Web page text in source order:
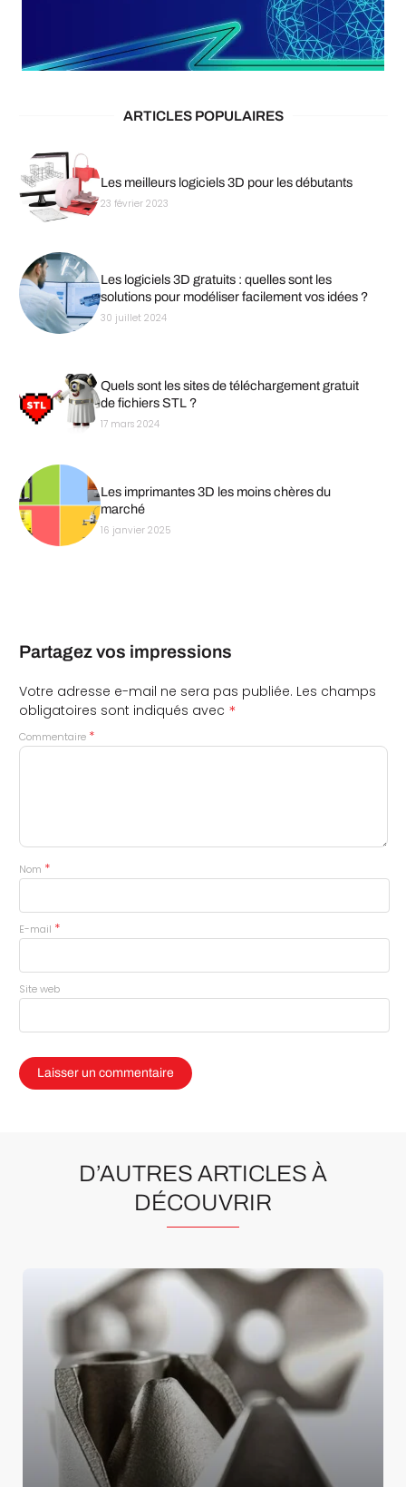
ARTICLES POPULAIRES
Les meilleurs logiciels 3D pour les débutants
23 février 2023
Les logiciels 3D gratuits : quelles sont les
solutions pour modéliser facilement vos idées ?
30 juillet 2024
Quels sont les sites de téléchargement gratuit
de fichiers STL ?
17 mars 2024
Les imprimantes 3D les moins chères du
marché
16 janvier 2025
Partagez vos impressions
Votre adresse e-mail ne sera pas publiée. Les champs
obligatoires sont indiqués avec *
Commentaire *
Nom *
E-mail *
Site web
D’AUTRES ARTICLES À
DÉCOUVRIR